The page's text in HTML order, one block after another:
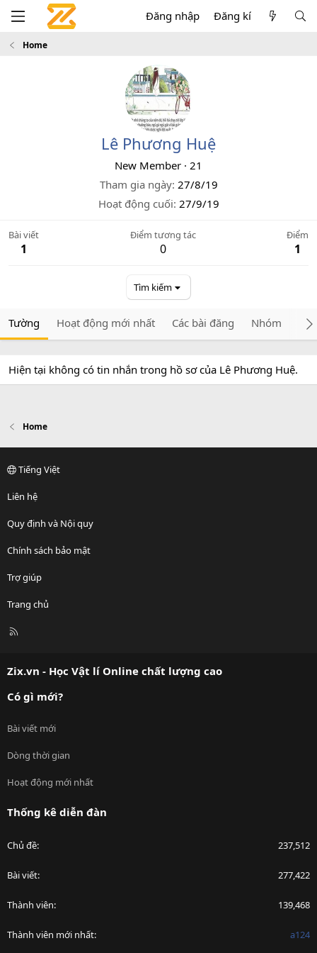
Đăng nhập Đăng kí
Home
Lê Phương Huệ
New Member · 21
Tham gia ngày 27/8/19
Hoạt động cuối 27/9/19
Bài viết
1
Điểm tương tác
0
Điểm
1
Tìm kiếm
Tường Hoạt động mới nhất Các bài đăng Nhóm
Hiện tại không có tin nhắn trong hồ sơ của Lê Phương Huệ.
Home
Tiếng Việt
Liên hệ
Quy định và Nội quy
Chính sách bảo mật
Trợ giúp
Trang chủ
R
Zix.vn - Học Vật lí Online chất lượng cao
Có gì mới?
Bài viết mới
Dòng thời gian
Hoạt động mới nhất
Thống kê diễn đàn
Chủ đề 237,512
Bài viết 277,422
Thành viên 139,468
Thành viên mới nhất a124